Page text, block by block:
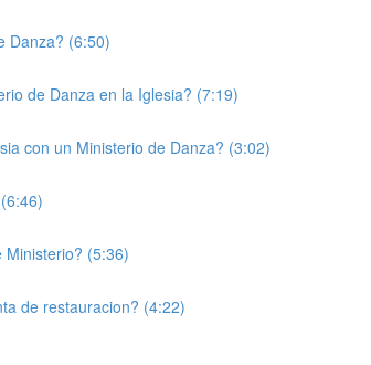
Danza? (6:50)
de Danza en la Iglesia? (7:19)
con un Ministerio de Danza? (3:02)
Ministerio? (5:36)
de restauracion? (4:22)